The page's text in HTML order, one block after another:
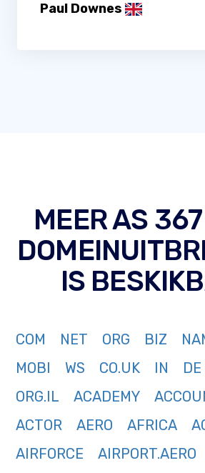
Paul Downes
MEER AS
IS
COM NET ORG BIZ
MOBI
WS CO.UK IN DE
ORG.IL
ACADEMY
ACTOR
AERO AFRICA
AIRFORCE
AIRPORT.AERO